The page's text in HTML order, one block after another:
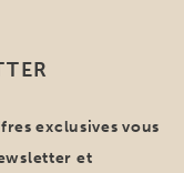
exclusives vous
et